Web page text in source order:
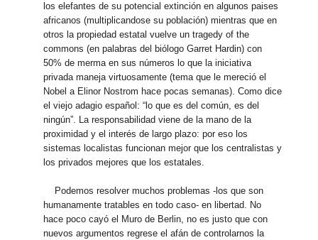
los elefantes de su potencial extinción en algunos paises
africanos (multiplicandose su población) mientras que en
otros la propiedad estatal vuelve un tragedy of the
commons (en palabras del biólogo Garret Hardin) con
50% de merma en sus números lo que la iniciativa
privada maneja virtuosamente (tema que le mereció el
Nobel a Elinor Nostrom hace pocas semanas). Como dice
el viejo adagio español: “lo que es del común, es del
ningún”. La responsabilidad viene de la mano de la
proximidad y el interés de largo plazo: por eso los
sistemas localistas funcionan mejor que los centralistas y
los privados mejores que los estatales.
Podemos resolver muchos problemas -los que son
humanamente tratables en todo caso- en libertad. No
hace poco cayó el Muro de Berlin, no es justo que con
nuevos argumentos regrese el afán de controlarnos la